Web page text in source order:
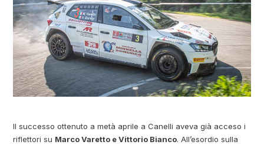
Il successo ottenuto a metà aprile a Canelli aveva già acceso i
riflettori su Marco Varetto e Vittorio Bianco. All’esordio sulla